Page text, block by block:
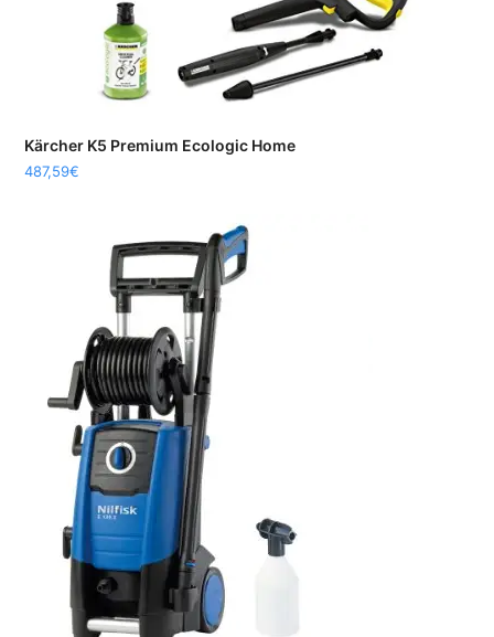
Kärcher K5 Premium Ecologic Home
487,59€